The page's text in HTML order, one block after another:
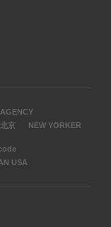
京 NEW YORKER
USA